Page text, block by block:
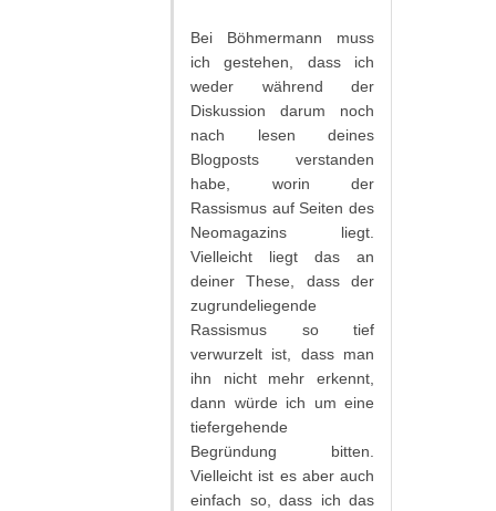
Bei Böhmermann muss
ich gestehen, dass ich
weder während der
Diskussion darum noch
nach lesen deines
Blogposts verstanden
habe, worin der
Rassismus auf Seiten des
Neomagazins liegt.
Vielleicht liegt das an
deiner These, dass der
zugrundeliegende
Rassismus so tief
verwurzelt ist, dass man
ihn nicht mehr erkennt,
dann würde ich um eine
tiefergehende
Begründung bitten.
Vielleicht ist es aber auch
einfach so, dass ich das